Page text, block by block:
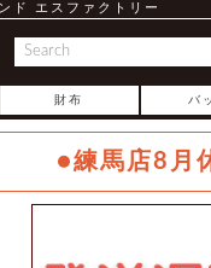
ド エスファクトリー
財布 バ
●練馬店8月